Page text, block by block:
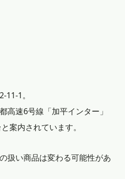
1。
高速6号線「加平インター」
案内されています。
扱い商品は変わる可能性があ